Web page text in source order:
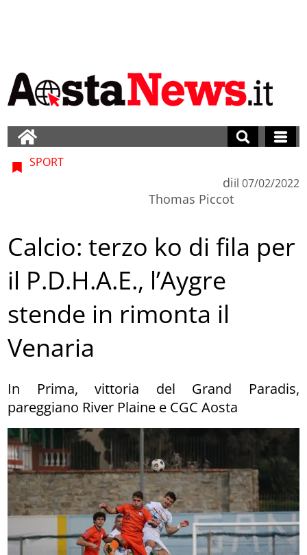
SPORT
di
Thomas Piccot
il 07/02/2022
Calcio: terzo ko di fila per
il P.D.H.A.E., l’Aygre
stende in rimonta il
Venaria
In Prima, vittoria del Grand Paradis,
pareggiano River Plaine e CGC Aosta